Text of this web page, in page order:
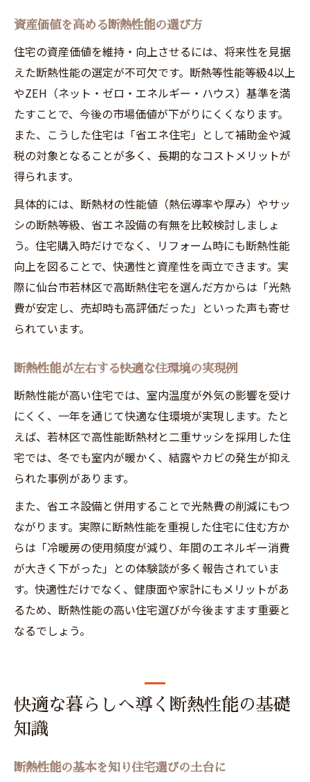
資産価値を高める断熱性能の選び方
住宅の資産価値を維持・向上させるには、将来性を見据
えた断熱性能の選定が不可欠です。断熱等性能等級4以上
やZEH（ネット・ゼロ・エネルギー・ハウス）基準を満
たすことで、今後の市場価値が下がりにくくなります。
また、こうした住宅は「省エネ住宅」として補助金や減
税の対象となることが多く、長期的なコストメリットが
得られます。
具体的には、断熱材の性能値（熱伝導率や厚み）やサッ
シの断熱等級、省エネ設備の有無を比較検討しましょ
う。住宅購入時だけでなく、リフォーム時にも断熱性能
向上を図ることで、快適性と資産性を両立できます。実
際に仙台市若林区で高断熱住宅を選んだ方からは「光熱
費が安定し、売却時も高評価だった」といった声も寄せ
られています。
断熱性能が左右する快適な住環境の実現例
断熱性能が高い住宅では、室内温度が外気の影響を受け
にくく、一年を通じて快適な住環境が実現します。たと
えば、若林区で高性能断熱材と二重サッシを採用した住
宅では、冬でも室内が暖かく、結露やカビの発生が抑え
られた事例があります。
また、省エネ設備と併用することで光熱費の削減にもつ
ながります。実際に断熱性能を重視した住宅に住む方か
らは「冷暖房の使用頻度が減り、年間のエネルギー消費
が大きく下がった」との体験談が多く報告されていま
す。快適性だけでなく、健康面や家計にもメリットがあ
るため、断熱性能の高い住宅選びが今後ますます重要と
なるでしょう。
快適な暮らしへ導く断熱性能の基礎
知識
断熱性能の基本を知り住宅選びの土台に